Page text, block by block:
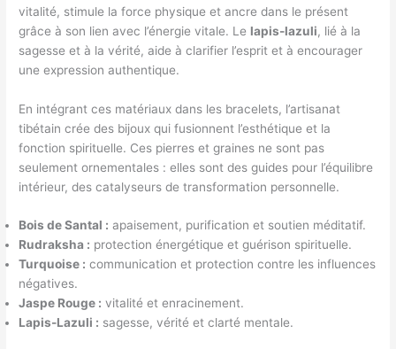
vitalité, stimule la force physique et ancre dans le présent
grâce à son lien avec l’énergie vitale. Le lapis-lazuli, lié à la
sagesse et à la vérité, aide à clarifier l’esprit et à encourager
une expression authentique.
En intégrant ces matériaux dans les bracelets, l’artisanat
tibétain crée des bijoux qui fusionnent l’esthétique et la
fonction spirituelle. Ces pierres et graines ne sont pas
seulement ornementales : elles sont des guides pour l’équilibre
intérieur, des catalyseurs de transformation personnelle.
Bois de Santal : apaisement, purification et soutien méditatif.
Rudraksha : protection énergétique et guérison spirituelle.
Turquoise : communication et protection contre les influences
négatives.
Jaspe Rouge : vitalité et enracinement.
Lapis-Lazuli : sagesse, vérité et clarté mentale.